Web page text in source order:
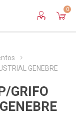
0
GENEBRE
GRIFO